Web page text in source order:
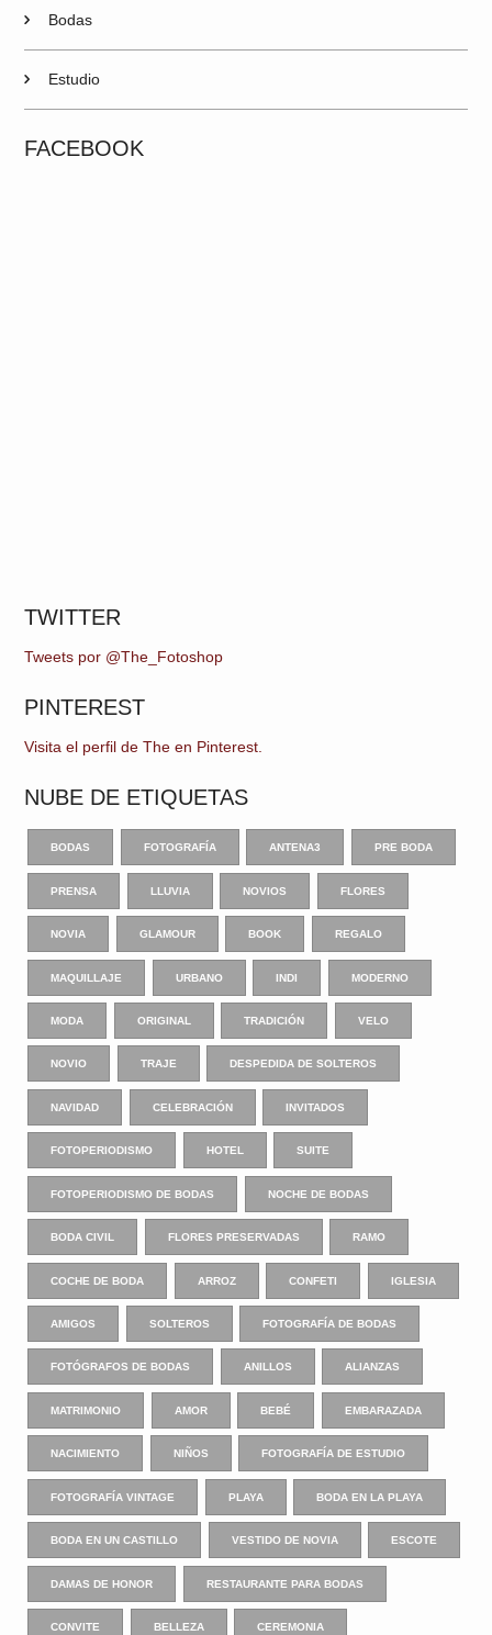
Bodas
Estudio
FACEBOOK
TWITTER
Tweets por @The_Fotoshop
PINTEREST
Visita el perfil de The en Pinterest.
NUBE DE ETIQUETAS
BODAS FOTOGRAFÍA ANTENA3 PRE BODA
PRENSA LLUVIA NOVIOS FLORES
NOVIA GLAMOUR BOOK REGALO
MAQUILLAJE URBANO INDI MODERNO
MODA ORIGINAL TRADICIÓN VELO
NOVIO TRAJE DESPEDIDA DE SOLTEROS
NAVIDAD CELEBRACIÓN INVITADOS
FOTOPERIODISMO HOTEL SUITE
FOTOPERIODISMO DE BODAS NOCHE DE BODAS
BODA CIVIL FLORES PRESERVADAS RAMO
COCHE DE BODA ARROZ CONFETI IGLESIA
AMIGOS SOLTEROS FOTOGRAFÍA DE BODAS
FOTÓGRAFOS DE BODAS ANILLOS ALIANZAS
MATRIMONIO AMOR BEBÉ EMBARAZADA
NACIMIENTO NIÑOS FOTOGRAFÍA DE ESTUDIO
FOTOGRAFÍA VINTAGE PLAYA BODA EN LA PLAYA
BODA EN UN CASTILLO VESTIDO DE NOVIA ESCOTE
DAMAS DE HONOR RESTAURANTE PARA BODAS
CONVITE BELLEZA CEREMONIA